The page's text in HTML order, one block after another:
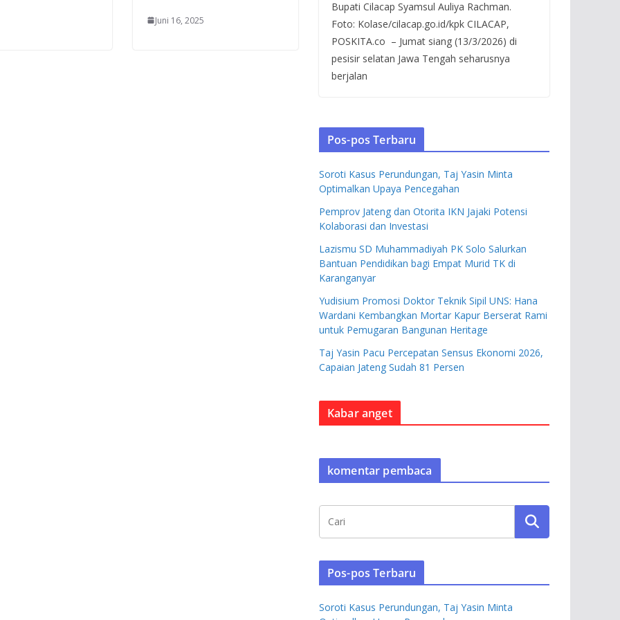
Juni 16, 2025
Bupati Cilacap Syamsul Auliya Rachman.
Foto: Kolase/cilacap.go.id/kpk CILACAP,
POSKITA.co – Jumat siang (13/3/2026) di
pesisir selatan Jawa Tengah seharusnya
berjalan
Pos-pos Terbaru
Soroti Kasus Perundungan, Taj Yasin Minta
Optimalkan Upaya Pencegahan
Pemprov Jateng dan Otorita IKN Jajaki Potensi
Kolaborasi dan Investasi
Lazismu SD Muhammadiyah PK Solo Salurkan
Bantuan Pendidikan bagi Empat Murid TK di
Karanganyar
Yudisium Promosi Doktor Teknik Sipil UNS: Hana
Wardani Kembangkan Mortar Kapur Berserat Rami
untuk Pemugaran Bangunan Heritage
Taj Yasin Pacu Percepatan Sensus Ekonomi 2026,
Capaian Jateng Sudah 81 Persen
Kabar anget
komentar pembaca
Pos-pos Terbaru
Soroti Kasus Perundungan, Taj Yasin Minta